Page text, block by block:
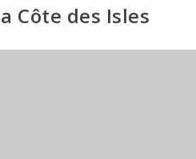
Côte des Isles